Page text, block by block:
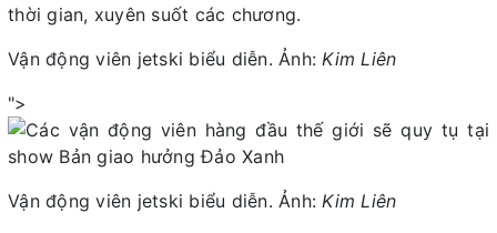
thời gian, xuyên suốt các chương.
Vận động viên jetski biểu diễn. Ảnh:Kim Liên
">
Vận động viên jetski biểu diễn. Ảnh:Kim Liên